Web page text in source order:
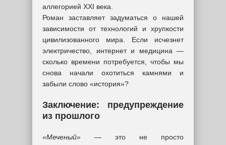
аллегорией XXI века.
Роман заставляет задуматься о нашей
зависимости от технологий и хрупкости
цивилизованного мира. Если исчезнет
электричество, интернет и медицина —
сколько времени потребуется, чтобы мы
снова начали охотиться камнями и
забыли слово «история»?
Заключение: предупреждение
из прошлого
«Меченый» — это не просто